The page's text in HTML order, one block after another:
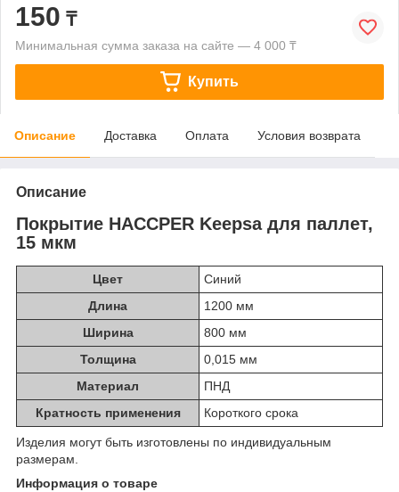
150 ₸
Минимальная сумма заказа на сайте — 4 000 ₸
Купить
Описание Доставка Оплата Условия возврата
Описание
Покрытие HACCPER Keepsa для паллет,
15 мкм
Цвет
Синий
Длина
1200 мм
Ширина
800 мм
Толщина
0,015 мм
Материал
ПНД
Кратность применения
Короткого срока
Изделия могут быть изготовлены по индивидуальным
размерам.
Информация о товаре